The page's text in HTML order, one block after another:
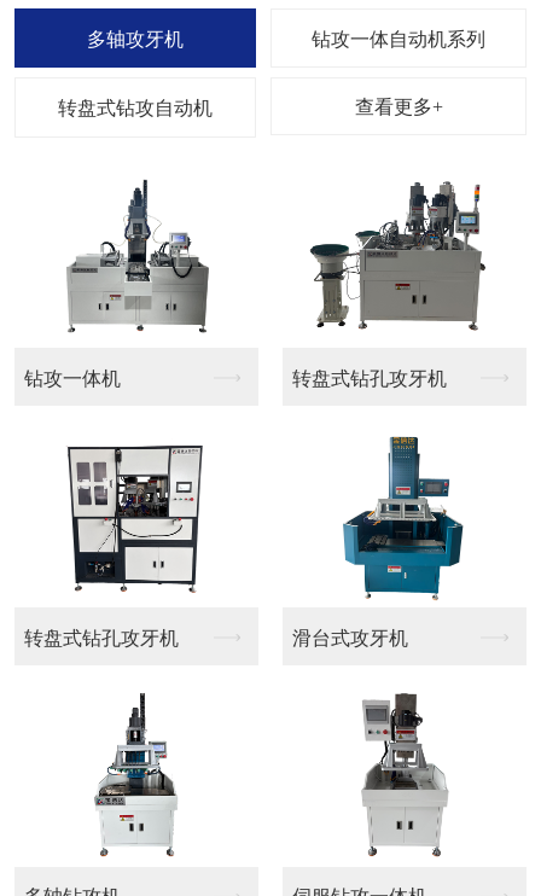
多轴攻牙机 钻攻一体自动机系列
转盘式钻攻自动机 查看更多+
钻攻一体机 转盘式钻孔攻牙机
转盘式钻孔攻牙机 滑台式攻牙机